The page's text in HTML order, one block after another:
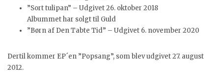
”Sort tulipan” – Udgivet 26. oktober 2018
Albummet har solgt til Guld
”Børn af Den Tabte Tid” – Udgivet 6. november 2020
Dertil kommer EP´en ”Popsang”, som blev udgivet 27. august
2012.